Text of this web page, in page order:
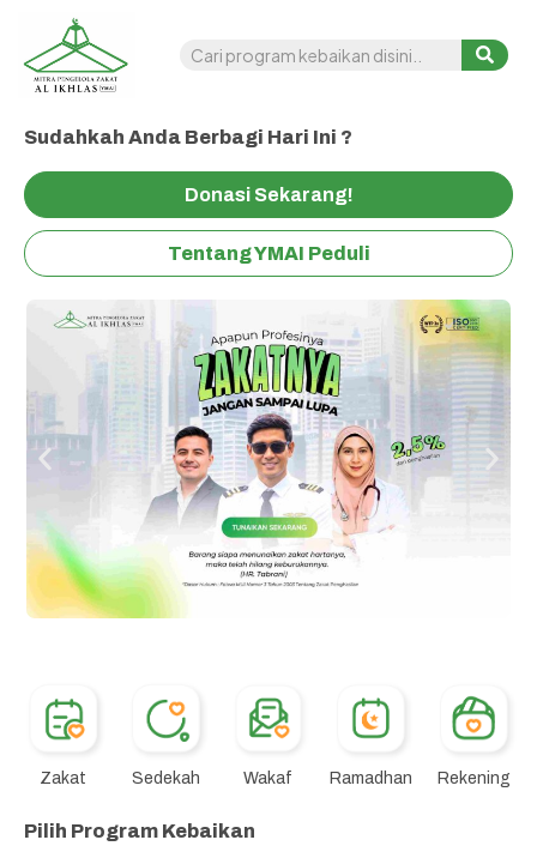
Sudahkah Anda Berbagi Hari Ini ?
Donasi Sekarang!
Tentang YMAI Peduli
Zakat Sedekah Wakaf Ramadhan Rekening
Pilih Program Kebaikan